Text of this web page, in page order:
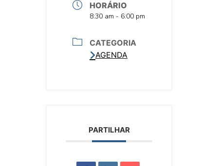
HORÁRIO
HORA
8:30 am - 6:00 pm
CATEGORIA
AGENDA
PARTILHAR